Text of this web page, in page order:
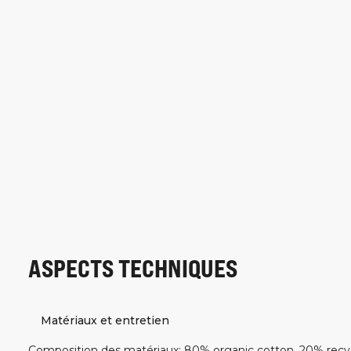
ASPECTS TECHNIQUES
Matériaux et entretien